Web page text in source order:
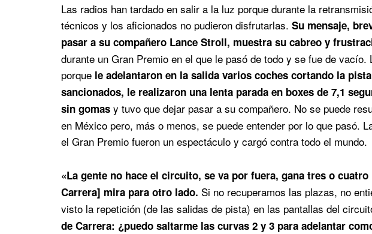
Las radios han tardado en salir a la luz porque durante la
técnicos y los aficionados no pudieron disfrutarlas. Su mensaje,
pasar a su compañero Lance Stroll, muestra su cabreo y
durante un Gran Premio en el que le pasó de todo y se fue de vacío.
porque le adelantaron en la salida varios coches cortando la
sancionados, le realizaron una lenta parada en boxes de 7,1
sin gomas y tuvo que dejar pasar a su compañero. No se puede
en México pero, más o menos, se puede entender por lo que pasó.
el Gran Premio fueron un espectáculo y cargó contra todo el mundo.
«La gente no hace el circuito, se va por fuera, gana tres o
Carrera] mira para otro lado. Si no recuperamos las plazas, no
visto la repetición (de las salidas de pista) en las pantallas del
de Carrera: ¿puedo saltarme las curvas 2 y 3 para adelantar